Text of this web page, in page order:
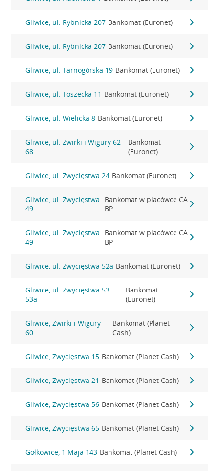
Gliwice, ul. Rybnicka 207 Bankomat (Euronet)
Gliwice, ul. Rybnicka 207 Bankomat (Euronet)
Gliwice, ul. Tarnogórska 19 Bankomat (Euronet)
Gliwice, ul. Toszecka 11 Bankomat (Euronet)
Gliwice, ul. Wielicka 8 Bankomat (Euronet)
Gliwice, ul. Żwirki i Wigury 62-
68
Bankomat
(Euronet)
Gliwice, ul. Zwycięstwa 24 Bankomat (Euronet)
Gliwice, ul. Zwycięstwa
49
Bankomat w placówce CA
BP
Gliwice, ul. Zwycięstwa
49
Bankomat w placówce CA
BP
Gliwice, ul. Zwycięstwa 52a Bankomat (Euronet)
Gliwice, ul. Zwycięstwa 53-
53a
Bankomat
(Euronet)
Gliwice, Żwirki i Wigury
60
Bankomat (Planet
Cash)
Gliwice, Zwycięstwa 15 Bankomat (Planet Cash)
Gliwice, Zwycięstwa 21 Bankomat (Planet Cash)
Gliwice, Zwycięstwa 56 Bankomat (Planet Cash)
Gliwice, Zwycięstwa 65 Bankomat (Planet Cash)
Gołkowice, 1 Maja 143 Bankomat (Planet Cash)